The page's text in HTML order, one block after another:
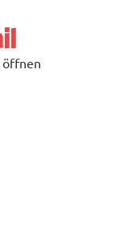
öffnen